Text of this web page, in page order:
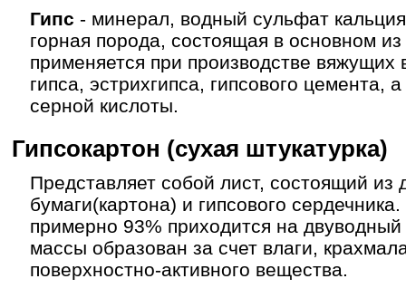
Гипс - минерал, водный сульфат
горная порода, состоящая в основном
применяется при производстве вяжущих
гипса, эстрихгипса, гипсового цемента,
серной кислоты.
Гипсокартон (сухая штукатурка)
Представляет собой лист, состоящий из
бумаги(картона) и гипсового
примерно 93% приходится на
массы образован за счет влаги,
поверхностно-активного вещества.